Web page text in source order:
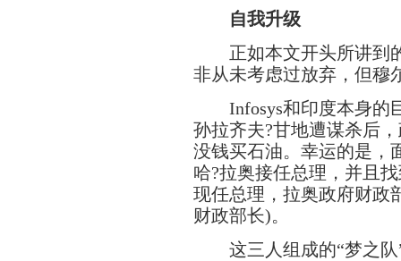
自我升级
正如本文开头所讲到的
非从未考虑过放弃，但穆
Infosys和印度本身的巨
孙拉齐夫?甘地遭谋杀后
没钱买石油。幸运的是，
哈?拉奥接任总理，并且
现任总理，拉奥政府财政
财政部长)。
这三人组成的“梦之队”